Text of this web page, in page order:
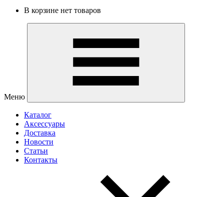
В корзине нет товаров
Меню
Каталог
Аксессуары
Доставка
Новости
Статьи
Контакты